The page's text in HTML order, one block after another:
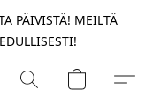
PÄIVISTÄ! MEILTÄ